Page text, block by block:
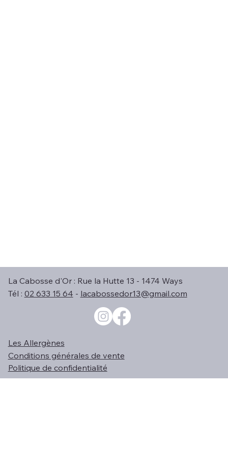
La Cabosse d'Or : Rue la Hutte 13 - 1474 Ways
Tél : 02 633 15 64 - lacabossedor13@gmail.com
Les Allergènes
Conditions générales de vente
Politique de confidentialité